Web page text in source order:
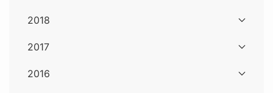
2018
2017
2016